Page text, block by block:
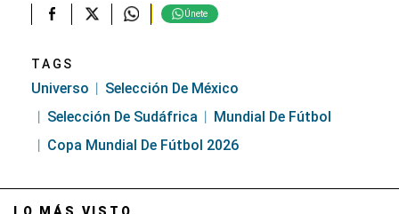
Únete
TAGS
Universo
Selección De México
Selección De Sudáfrica
Mundial De Fútbol
Copa Mundial De Fútbol 2026
LO MÁS VISTO